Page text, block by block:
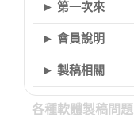
► 第一次來
► 會員說明
► 製稿相關
各種軟體製稿問題